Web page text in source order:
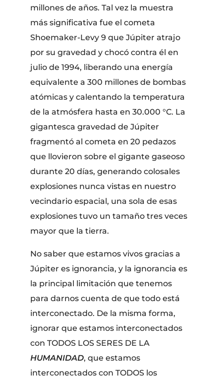
millones de años. Tal vez la muestra
más significativa fue el cometa
Shoemaker-Levy 9 que Júpiter atrajo
por su gravedad y chocó contra él en
julio de 1994, liberando una energía
equivalente a 300 millones de bombas
atómicas y calentando la temperatura
de la atmósfera hasta en 30.000 °C. La
gigantesca gravedad de Júpiter
fragmentó al cometa en 20 pedazos
que llovieron sobre el gigante gaseoso
durante 20 días, generando colosales
explosiones nunca vistas en nuestro
vecindario espacial, una sola de esas
explosiones tuvo un tamaño tres veces
mayor que la tierra.
No saber que estamos vivos gracias a
Júpiter es ignorancia, y la ignorancia es
la principal limitación que tenemos
para darnos cuenta de que todo está
interconectado. De la misma forma,
ignorar que estamos interconectados
con TODOS LOS SERES DE LA
HUMANIDAD, que estamos
interconectados con TODOS los